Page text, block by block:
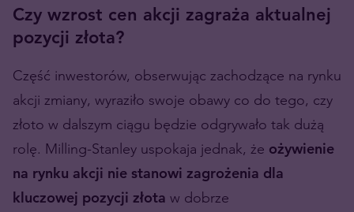
Czy wzrost cen akcji zagraża aktualnej
pozycji złota?
Część inwestorów, obserwując zachodzące na rynku
akcji zmiany, wyraziło swoje obawy co do tego, czy
złoto w dalszym ciągu będzie odgrywało tak dużą
rolę. Milling-Stanley uspokaja jednak, że ożywienie
na rynku akcji nie stanowi zagrożenia dla
kluczowej pozycji złota w dobrze